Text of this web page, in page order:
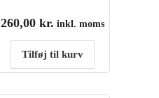
260,00 kr. inkl. moms
Tilføj til kurv